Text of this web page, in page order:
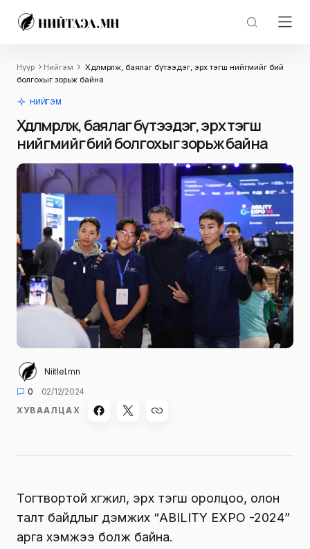
Нүүр Нийгэм
Хөдөлмөрлөж, баялаг бүтээдэг, эрх тэгш нийгмийг бий
болгохыг зорьж байна
НИЙГЭМ
Хөдөлмөрлөж, баялаг бүтээдэг, эрх тэгш
нийгмийг бий болгохыг зорьж байна
Niitlel.mn
0
02/12/2024
ХУВААЛЦАХ
Тогтвортой хөгжил, эрх тэгш оролцоо, олон
талт байдлыг дэмжих “ABILITY EXPO -2024”
арга хэмжээ болж байна.